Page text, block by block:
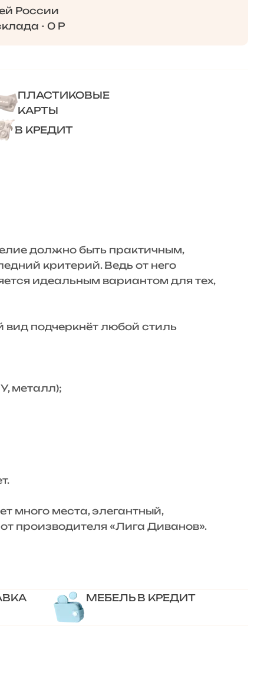
России
- 0 Р
ПЛАСТИКОВЫЕ
КАРТЫ
В КРЕДИТ
должно быть практичным,
критерий. Ведь от него
идеальным вариантом для тех,
подчеркнёт любой стиль
металл);
места, элегантный,
производителя «Лига Диванов».
МЕБЕЛЬ В КРЕДИТ